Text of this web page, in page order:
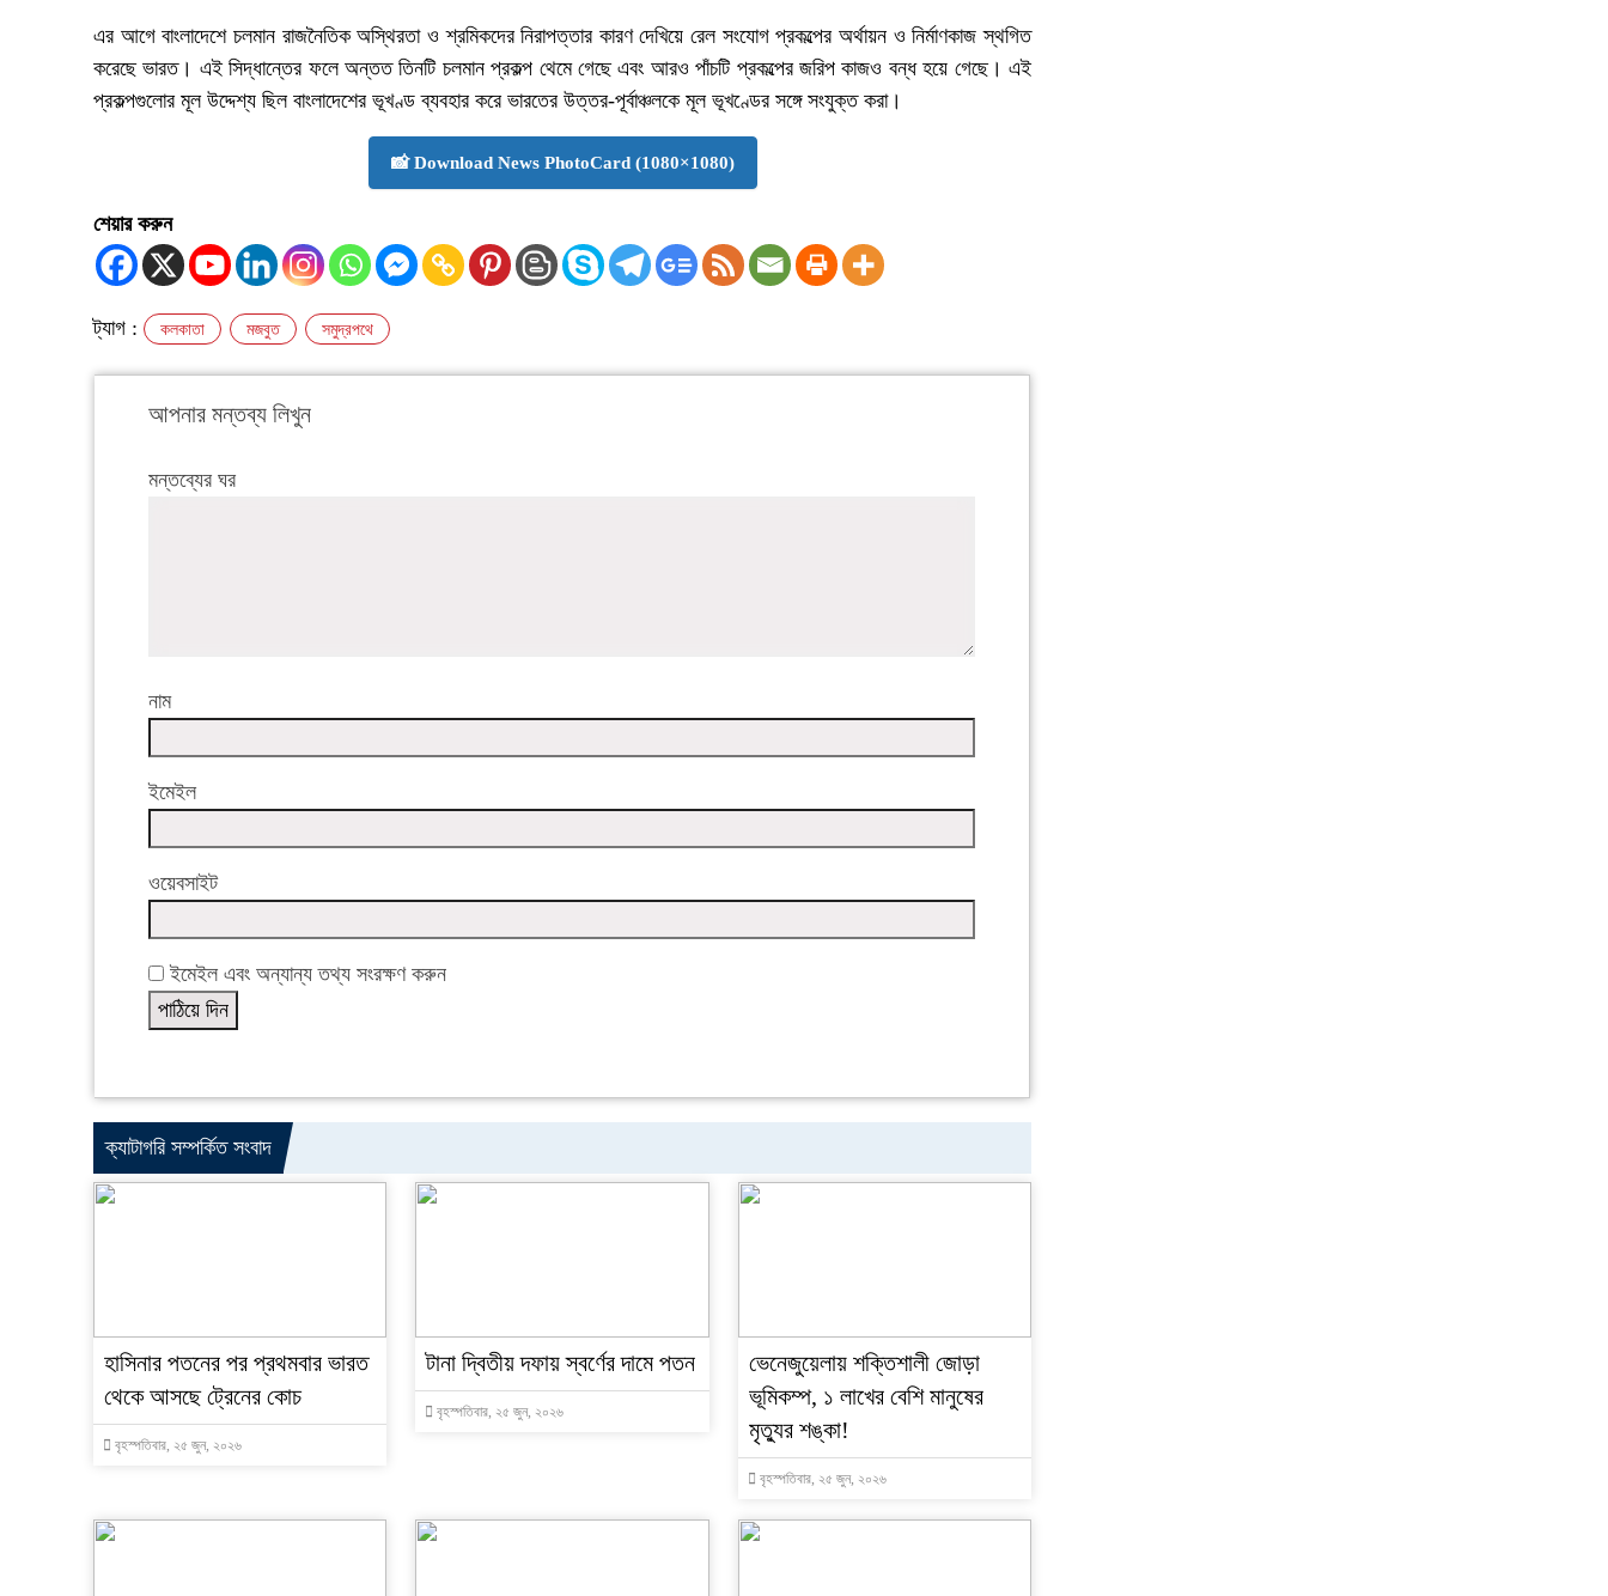
এর আগে বাংলাদেশে চলমান রাজনৈতিক অস্থিরতা ও শ্রমিকদের নিরাপত্তার কারণ দেখিয়ে রেল সংযোগ প্রকল্পের অর্থায়ন ও নির্মাণকাজ স্থগিত
করেছে ভারত। এই সিদ্ধান্তের ফলে অন্তত তিনটি চলমান প্রকল্প থেমে গেছে এবং আরও পাঁচটি প্রকল্পের জরিপ কাজও বন্ধ হয়ে গেছে। এই
প্রকল্পগুলোর মূল উদ্দেশ্য ছিল বাংলাদেশের ভূখণ্ড ব্যবহার করে ভারতের উত্তর-পূর্বাঞ্চলকে মূল ভূখণ্ডের সঙ্গে সংযুক্ত করা।
📸 Download News PhotoCard (1080×1080)
শেয়ার করুন
ট্যাগ : কলকাতা মজবুত সমুদ্রপথে
আপনার মন্তব্য লিখুন
মন্তব্যের ঘর
নাম
ইমেইল
ওয়েবসাইট
ইমেইল এবং অন্যান্য তথ্য সংরক্ষণ করুন
ক্যাটাগরি সম্পর্কিত সংবাদ
হাসিনার পতনের পর প্রথমবার ভারত
থেকে আসছে ট্রেনের কোচ
বৃহস্পতিবার, ২৫ জুন, ২০২৬
টানা দ্বিতীয় দফায় স্বর্ণের দামে পতন
বৃহস্পতিবার, ২৫ জুন, ২০২৬
ভেনেজুয়েলায় শক্তিশালী জোড়া
ভূমিকম্প, ১ লাখের বেশি মানুষের
মৃত্যুর শঙ্কা!
বৃহস্পতিবার, ২৫ জুন, ২০২৬